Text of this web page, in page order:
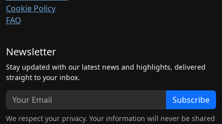
Cookie Policy
FAQ
Newsletter
Stay updated with our latest news and highlights, delivered
straight to your inbox.
Subscribe
We respect your privacy. Your information will never be shared